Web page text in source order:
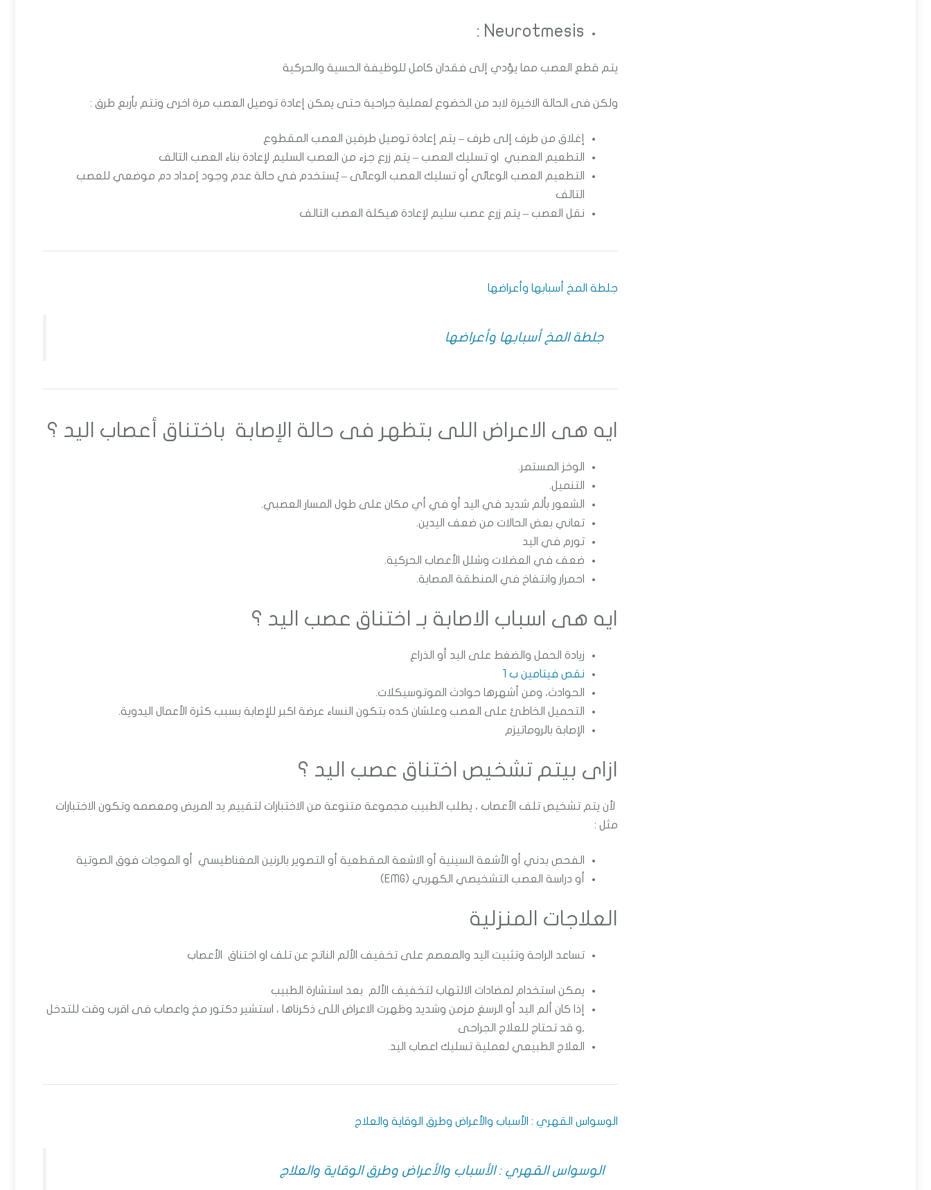
Neurotmesis :
يتم قطع العصب مما يؤدي إلى فقدان كامل للوظيفة الحسية والحركية
ولكن فى الحالة الاخيرة لابد من الخضوع لعملية جراحية حتى يمكن إعادة توصيل العصب مرة اخرى وتتم بأربع طرق :
إغلاق من طرف إلى طرف – يتم إعادة توصيل طرفين العصب المقطوع
التطعيم العصبي او تسليك العصب – يتم زرع جزء من العصب السليم لإعادة بناء العصب التالف
التطعيم العصب الوعائي أو تسليك العصب الوعائى – يُستخدم في حالة عدم وجود إمداد دم موضعي للعصب
التالف
نقل العصب – يتم زرع عصب سليم لإعادة هيكلة العصب التالف
جلطة المخ أسبابها وأعراضها
جلطة المخ أسبابها وأعراضها
ايه هى الاعراض اللى بتظهر فى حالة الإصابة باختناق أعصاب اليد ؟
الوخز المستمر.
التنميل.
الشعور بألم شديد في اليد أو في أي مكان على طول المسار العصبي.
تعاني بعض الحالات من ضعف اليدين.
تورم في اليد
ضعف في العضلات وشلل الأعصاب الحركية.
احمرار وانتفاخ في المنطقة المصابة.
ايه هى اسباب الاصابة بـ اختناق عصب اليد ؟
زيادة الحمل والضغط على اليد أو الذراع
نقص فيتامين ب 1
الحوادث، ومن أشهرها حوادث الموتوسيكلات.
التحميل الخاطئ على العصب وعلشان كده بتكون النساء عرضة اكبر للإصابة بسبب كثرة الأعمال اليدوية.
الإصابة بالروماتيزم
ازاى بيتم تشخيص اختناق عصب اليد ؟
لأن يتم تشخيص تلف الأعصاب ، يطلب الطبيب مجموعة متنوعة من الاختبارات لتقييم يد المريض ومعصمه وتكون الاختبارات
مثل :
الفحص بدني أو الأشعة السينية أو الاشعة المقطعية أو التصوير بالرنين المغناطيسي
أو الموجات فوق الصوتية
أو دراسة العصب التشخيصي الكهربي (EMG)
العلاجات المنزلية
تساعد الراحة وتثبيت اليد والمعصم على تخفيف الألم الناتج عن تلف او اختناق الأعصاب
يمكن استخدام لمضادات الالتهاب لتخفيف الألم بعد استشارة الطبيب
إذا كان ألم اليد أو الرسغ مزمن وشديد وظهرت الاعراض اللى ذكرناها ، استشير دكتور مخ واعصاب فى اقرب وقت للتدخل
,و قد تحتاج للعلاج الجراحى
العلاج الطبيعي لعملية تسليك اعصاب اليد.
الوسواس القهري : الأسباب والأعراض وطرق الوقاية والعلاج
الوسواس القهري : الأسباب والأعراض وطرق الوقاية والعلاج